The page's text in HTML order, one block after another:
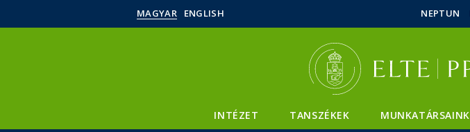
MAGYAR ENGLISH NEPTUN
INTÉZET TANSZÉKEK MUNKATÁRSAINK